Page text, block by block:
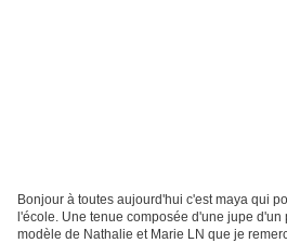
Bonjour à toutes aujourd'hui c'est maya qui
l'école. Une tenue composée d'une jupe d'un
modèle de Nathalie et Marie LN que je